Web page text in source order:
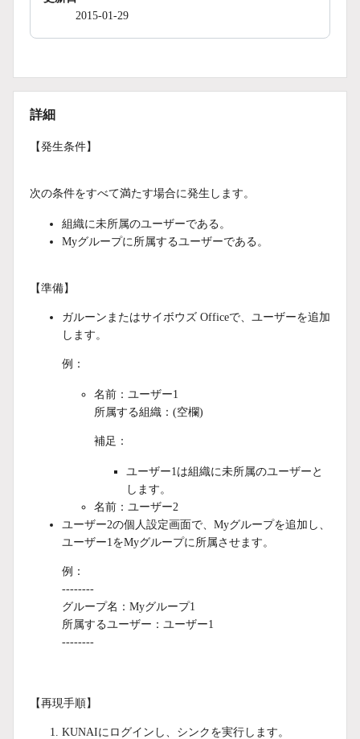
2015-01-29
詳細
【発生条件】
次の条件をすべて満たす場合に発生します。
組織に未所属のユーザーである。
Myグループに所属するユーザーである。
【準備】
ガルーンまたはサイボウズ Officeで、ユーザーを追加
します。
例：
名前：ユーザー1
所属する組織：(空欄)
補足：
ユーザー1は組織に未所属のユーザーと
します。
名前：ユーザー2
ユーザー2の個人設定画面で、Myグループを追加し、
ユーザー1をMyグループに所属させます。
例：
--------
グループ名：Myグループ1
所属するユーザー：ユーザー1
--------
【再現手順】
KUNAIにログインし、シンクを実行します。